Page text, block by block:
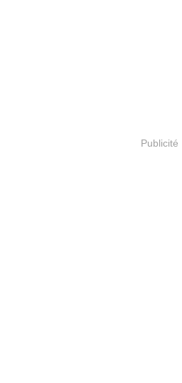
Publicité